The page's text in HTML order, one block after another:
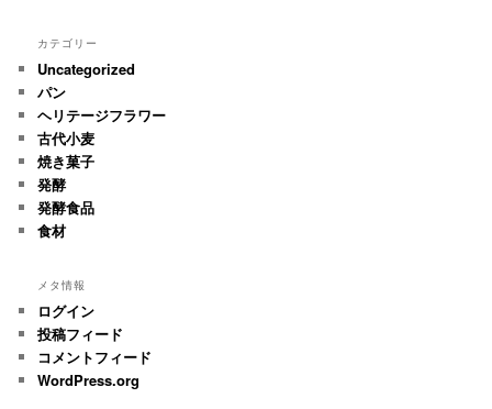
カテゴリー
Uncategorized
パン
ヘリテージフラワー
古代小麦
焼き菓子
発酵
発酵食品
食材
メタ情報
ログイン
投稿フィード
コメントフィード
WordPress.org